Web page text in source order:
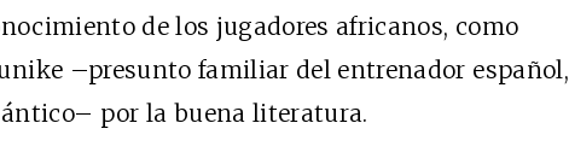
de los jugadores africanos, como
–presunto familiar del entrenador español,
por la buena literatura.